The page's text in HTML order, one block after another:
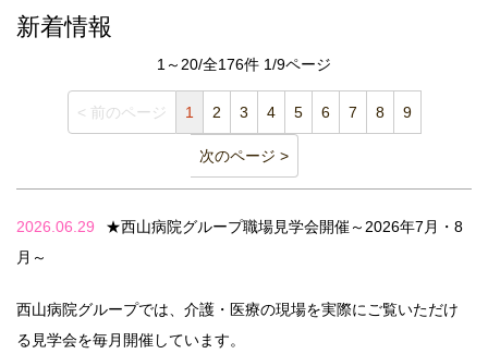
新着情報
1～20/全176件 1/9ページ
< 前のページ 1 2 3 4 5 6 7 8 9
次のページ >
2026.06.29
★西山病院グループ職場見学会開催～2026年7月・8
月～
西山病院グループでは、介護・医療の現場を実際にご覧いただけ
る見学会を毎月開催しています。